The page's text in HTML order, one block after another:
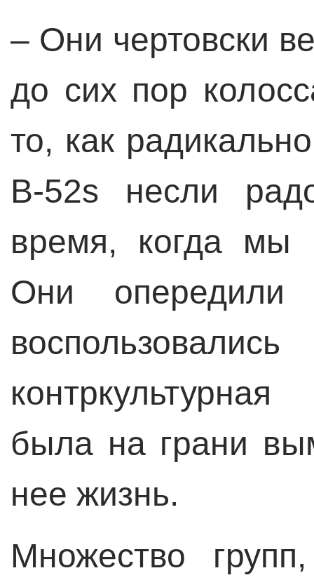
– Они чертовски
до сих пор
то, как
B-52s несли
время, когда мы
Они
была на грани
нее жизнь.
Множество